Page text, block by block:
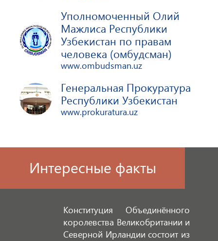
Уполномоченный Олий
Мажлиса Республики
Узбекистан по правам
человека (омбудсман)
www.ombudsman.uz
Генеральная Прокуратура
Республики Узбекистан
www.prokuratura.uz
Интересные факты
Конституция Объединённого
королевства Великобритании и
Северной Ирландии состоит из